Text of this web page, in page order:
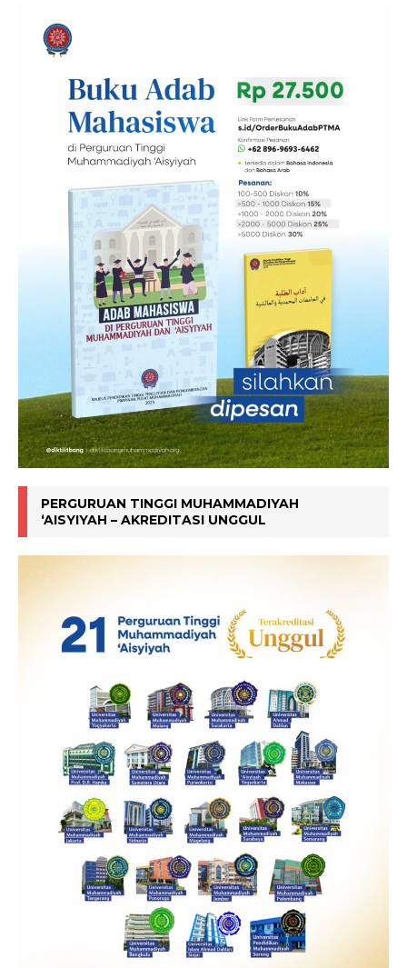
PERGURUAN TINGGI MUHAMMADIYAH
‘AISYIYAH – AKREDITASI UNGGUL